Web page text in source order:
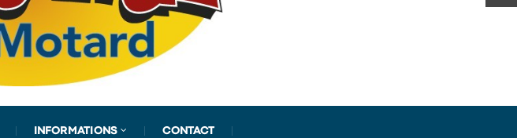
INFORMATIONS CONTACT